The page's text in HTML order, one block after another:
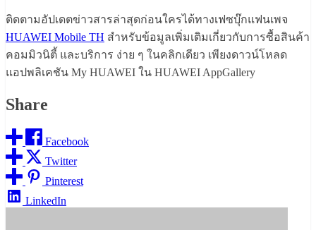
ติดตามอัปเดตข่าวสารล่าสุดก่อนใครได้ทางเฟซบุ๊กแฟนเพจ
HUAWEI Mobile TH สำหรับข้อมูลเพิ่มเติมเกี่ยวกับการซื้อสินค้า
คอมมิวนิตี้ และบริการ ง่าย ๆ ในคลิกเดียว เพียงดาวน์โหลด
แอปพลิเคชัน My HUAWEI ใน HUAWEI AppGallery
Share
Facebook
Twitter
Pinterest
LinkedIn